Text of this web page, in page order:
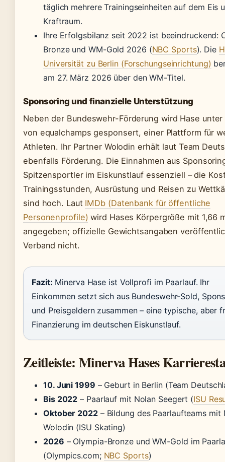
täglich mehrere Trainingseinheiten auf dem Eis
Kraftraum.
Ihre Erfolgsbilanz seit 2022 ist beeindruckend:
Bronze und WM-Gold 2026 (NBC Sports). Die
Universität zu Berlin (Forschungseinrichtung)
am 27. März 2026 über den WM-Titel.
Sponsoring und finanzielle Unterstützung
Neben der Bundeswehr-Förderung wird Hase unter
von equalchamps gesponsert, einer Plattform für
Athleten. Ihr Partner Wolodin erhält laut Team
ebenfalls Förderung. Die Einnahmen aus
Spitzensportler im Eiskunstlauf essenziell – die
Trainingsstunden, Ausrüstung und Reisen zu
sind hoch. Laut IMDb (Datenbank für öffentliche
Personenprofile) wird Hases Körpergröße mit 1,66
angegeben; offizielle Gewichtsangaben
Verband nicht.
Fazit: Minerva Hase ist Vollprofi im Paarlauf. Ihr
Einkommen setzt sich aus Bundeswehr-Sold,
und Preisgeldern zusammen – eine typische, aber
Finanzierung im deutschen Eiskunstlauf.
Zeitleiste: Minerva Hases
10. Juni 1999 – Geburt in Berlin (Team
Bis 2022 – Paarlauf mit Nolan Seegert (ISU
Oktober 2022– Bildung des Paarlaufteams mit
Wolodin (ISU Skating)
2026 – Olympia-Bronze und WM-Gold im
(Olympics.com; NBC Sports)